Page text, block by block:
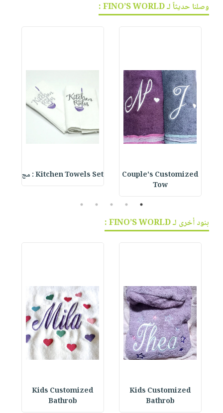
وصلنا حديثاً لـ FINO’S WORLD :
Couple's Customized
Tow
Kitchen Towels Set : مج
1
2
3
4
5
بنود أخرى لـ FINO’S WORLD :
Kids Customized
Bathrob
Kids Customized
Bathrob